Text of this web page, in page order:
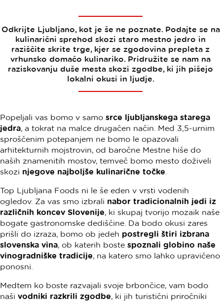
Odkrijte Ljubljano, kot je še ne poznate. Podajte se na
kulinarični sprehod skozi staro mestno jedro in
raziščite skrite trge, kjer se zgodovina prepleta z
vrhunsko domačo kulinariko. Pridružite se nam na
raziskovanju duše mesta skozi zgodbe, ki jih pišejo
lokalni okusi in ljudje.
Popeljali vas bomo v samo srce ljubljanskega starega
jedra, a tokrat na malce drugačen način. Med 3,5-urnim
sproščenim potepanjem ne bomo le opazovali
arhitekturnih mojstrovin, od baročne Mestne hiše do
naših znamenitih mostov, temveč bomo mesto doživeli
skozi njegove najboljše kulinarične točke
Top Ljubljana Foods ni le še eden v vrsti vodenih
ogledov. Za vas smo izbrali nabor tradicionalnih jedi iz
različnih koncev Slovenije, ki skupaj tvorijo mozaik naše
bogate gastronomske dediščine. Da bodo okusi zares
prišli do izraza, bomo ob jedeh postregli štiri izbrana
slovenska vina, ob katerih boste spoznali globino naše
vinogradniške tradicije, na katero smo lahko upravičeno
ponosni.
Medtem ko boste razvajali svoje brbončice, vam bodo
naši vodniki razkrili zgodbe, ki jih turistični priročniki